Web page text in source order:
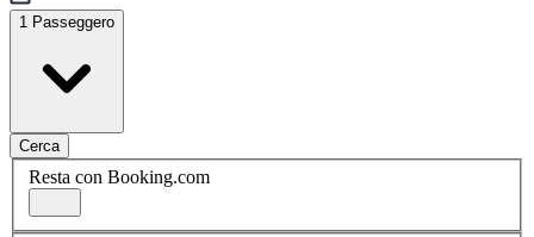
1 Passeggero
Cerca
Resta con Booking.com